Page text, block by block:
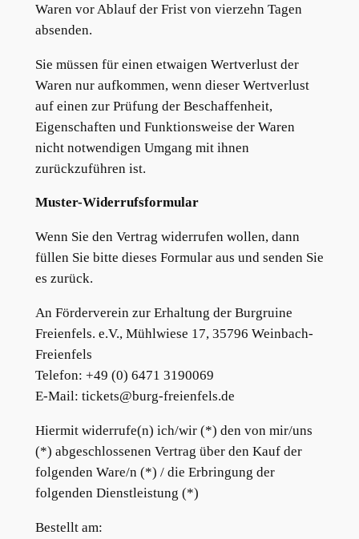
Waren vor Ablauf der Frist von vierzehn Tagen
absenden.
Sie müssen für einen etwaigen Wertverlust der
Waren nur aufkommen, wenn dieser Wertverlust
auf einen zur Prüfung der Beschaffenheit,
Eigenschaften und Funktionsweise der Waren
nicht notwendigen Umgang mit ihnen
zurückzuführen ist.
Muster-Widerrufsformular
Wenn Sie den Vertrag widerrufen wollen, dann
füllen Sie bitte dieses Formular aus und senden Sie
es zurück.
An Förderverein zur Erhaltung der Burgruine
Freienfels. e.V., Mühlwiese 17, 35796 Weinbach-
Freienfels
Telefon: +49 (0) 6471 3190069
E-Mail: tickets@burg-freienfels.de
Hiermit widerrufe(n) ich/wir (*) den von mir/uns
(*) abgeschlossenen Vertrag über den Kauf der
folgenden Ware/n (*) / die Erbringung der
folgenden Dienstleistung (*)
Bestellt am: